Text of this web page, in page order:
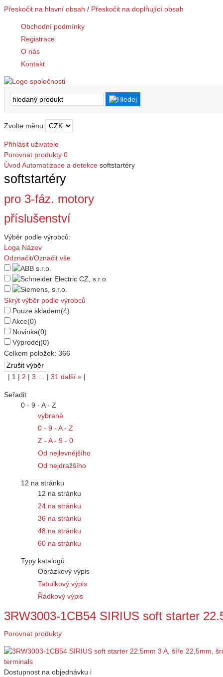
Přeskočit na hlavní obsah / Přeskočit na doplňující obsah
Obchodní podmínky
Registrace
O nás
Kontakt
Zvolte měnu:
Přihlásit uživatele
Porovnat produkty 0
Úvod Automatizace a detekce softstartéry
softstartéry
pro 3-fáz. motory
příslušenství
Výběr podle výrobců:
Loga Název
Odznačit/Označit vše
Skrýt výběr podle výrobců
Pouze skladem(4)
Akce(0)
Novinka(0)
Výprodej(0)
Celkem položek: 366
| 1 | 2 | 3 … | 31 další » |
Seřadit
0 - 9 - A - Z
vybrané
0 - 9 - A - Z
Z - A - 9 - 0
Od nejlevnějšího
Od nejdražšího
12 na stránku
12 na stránku
24 na stránku
36 na stránku
48 na stránku
60 na stránku
Typy katalogů
Obrázkový výpis
Tabulkový výpis
Řádkový výpis
3RW3003-1CB54 SIRIUS soft starter
Porovnat produkty
Dostupnost na objednávku i